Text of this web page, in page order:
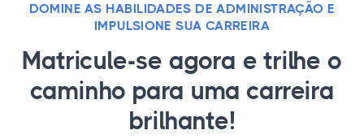
DOMINE AS HABILIDADES DE ADMINISTRAÇÃO E
IMPULSIONE SUA CARREIRA
Matricule-se agora e trilhe o
caminho para uma carreira
brilhante!